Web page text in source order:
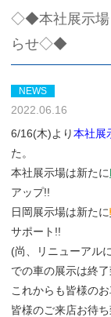
◇◆本社展示場
らせ◇◆
NEWS
2022.06.16
6/16(木)より本社展
た。
本社展示場は新たに
アップ!!
日岡展示場は新たに
サポート!!
(尚、リニューアル
での車の展示は終
これからも皆様の
皆様のご来店お待ち